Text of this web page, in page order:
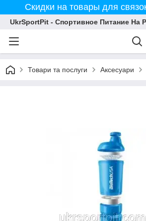
Скидки на товары для
UkrSportPit - Спортивное Питание На
Товари та послуги Аксесуари